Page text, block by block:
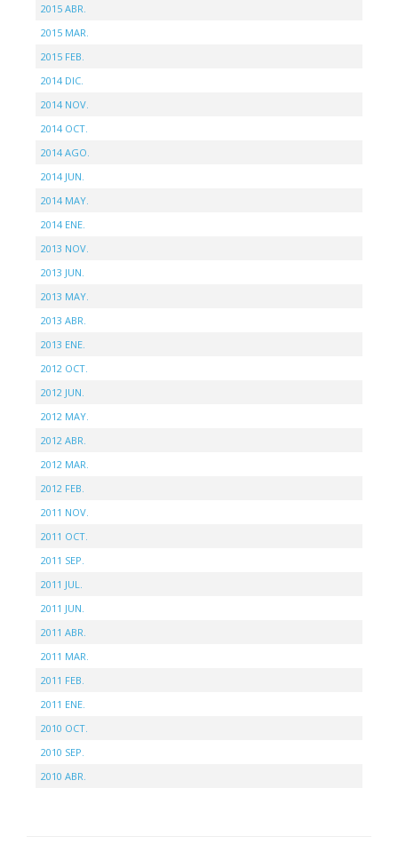
2015 ABR.
2015 MAR.
2015 FEB.
2014 DIC.
2014 NOV.
2014 OCT.
2014 AGO.
2014 JUN.
2014 MAY.
2014 ENE.
2013 NOV.
2013 JUN.
2013 MAY.
2013 ABR.
2013 ENE.
2012 OCT.
2012 JUN.
2012 MAY.
2012 ABR.
2012 MAR.
2012 FEB.
2011 NOV.
2011 OCT.
2011 SEP.
2011 JUL.
2011 JUN.
2011 ABR.
2011 MAR.
2011 FEB.
2011 ENE.
2010 OCT.
2010 SEP.
2010 ABR.